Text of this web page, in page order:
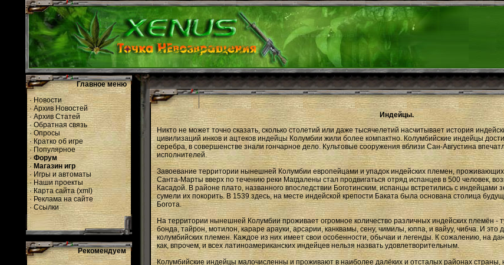
Главное меню
·Новости
·Архив Новостей
·Архив Статей
·Обратная связь
·Опросы
·Кратко об игре
· Популярное
· Форум
·Магазин игр
· Игры и автоматы
·Наши проекты
·Карта сайта(xml )
·Реклама на сайте
·Ссылки
Рекомендуем
Индейцы.
Никто не может точно сказать, сколько столетий или даже тысячелетий насчитывает история
цивилизаций инков и ацтеков индейцы Колумбии жили более компактно. Колумбийские индейцы
серебра, в совершенстве знали гончарное дело. Культовые сооружения вблизи Сан-Августина
исполнителей.
Завоевание территории нынешней Колумбии европейцами и упадок индейских племен, проживающих
Санта-Марты вверх по течению реки Магдалены стал продвигаться отряд испанцев в 500 человек,
Касадой. В районе плато, названного впоследствии Боготинским, испанцы встретились с индейцами
сумели их покорить. В 1539 здесь, на месте индейской крепости Баката была основана столица
Богота.
На территории нынешней Колумбии проживает огромное количество различных индейских племён -
бонда, тайрон, мотилон, караре арауки, арсарии, канквамы, сену, чимилы, юппа, и вайуу, чибча. И это
колумбийских племен. Каждое из них имеет свои особенности, обычаи и легенды. К сожалению, на
как, впрочем, и всех латиноамериканских индейцев нельзя назвать удовлетворительным.
Колумбийские индейцы малочисленны и проживают в наиболее далёких и отсталых районах страны,